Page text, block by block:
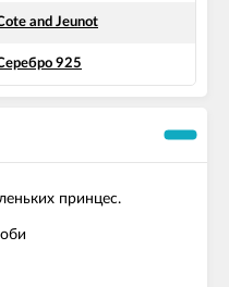
and Jeunot
925
принцес.